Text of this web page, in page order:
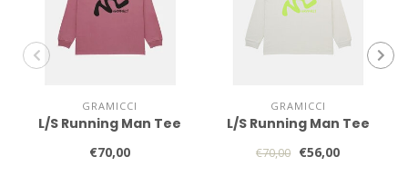
GRAMICCI
L/S Running Man Tee
€70,00
GRAMICCI
L/S Running Man Tee
€70,00 €56,00